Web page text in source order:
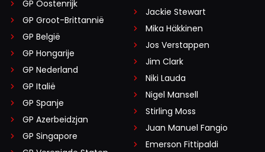
GP Oostenrijk
GP Groot-Brittannië
GP België
GP Hongarije
GP Nederland
GP Italië
GP Spanje
GP Azerbeidzjan
GP Singapore
Jackie Stewart
Mika Häkkinen
Jos Verstappen
Jim Clark
Niki Lauda
Nigel Mansell
Stirling Moss
Juan Manuel Fangio
Emerson Fittipaldi